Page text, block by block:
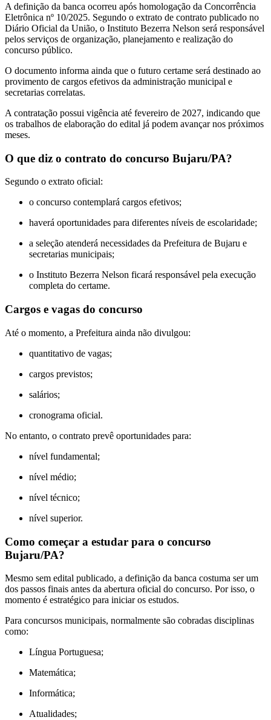
A definição da banca ocorreu após homologação da Concorrência
Eletrônica nº 10/2025. Segundo o extrato de contrato publicado no
Diário Oficial da União, o Instituto Bezerra Nelson será responsável
pelos serviços de organização, planejamento e realização do
concurso público.
O documento informa ainda que o futuro certame será destinado ao
provimento de cargos efetivos da administração municipal e
secretarias correlatas.
A contratação possui vigência até fevereiro de 2027, indicando que
os trabalhos de elaboração do edital já podem avançar nos próximos
meses.
O que diz o contrato do concurso Bujaru/PA?
Segundo o extrato oficial:
o concurso contemplará cargos efetivos;
haverá oportunidades para diferentes níveis de escolaridade;
a seleção atenderá necessidades da Prefeitura de Bujaru e
secretarias municipais;
o Instituto Bezerra Nelson ficará responsável pela execução
completa do certame.
Cargos e vagas do concurso
Até o momento, a Prefeitura ainda não divulgou:
quantitativo de vagas;
cargos previstos;
salários;
cronograma oficial.
No entanto, o contrato prevê oportunidades para:
nível fundamental;
nível médio;
nível técnico;
nível superior.
Como começar a estudar para o concurso
Bujaru/PA?
Mesmo sem edital publicado, a definição da banca costuma ser um
dos passos finais antes da abertura oficial do concurso. Por isso, o
momento é estratégico para iniciar os estudos.
Para concursos municipais, normalmente são cobradas disciplinas
como:
Língua Portuguesa;
Matemática;
Informática;
Atualidades;